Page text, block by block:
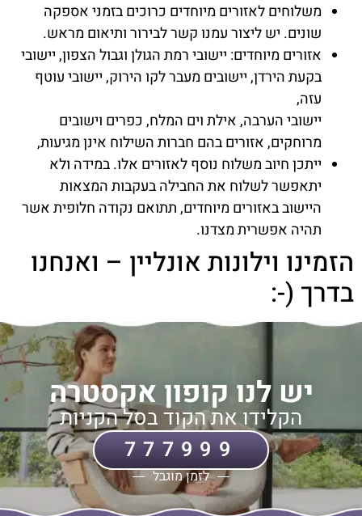
משלוחים לאזורים מיוחדים כרוכים בזמני אספקה
שונים. יש ליצור עמנו קשר לבירור ותיאום מראש.
אזורים מיוחדים: יישובי רמת הגולן וגבול הצפון, יישובי
בקעת הירדן, יישובים מעבר לקו הירוק, יישובי עוטף
עזה,
יישובי הערבה, אילת וים המלח, כפרים וישובים
מרוחקים, אזורים בהם חברות השילוח אינן מגיעות,
ייתכן חיוב משלוח נוסף לאזורים אלו. במידה ולא
יתאפשר לשלוח את החבילה בעקבות המצאות
היישוב באזורים מיוחדים, תתואם נקודה חלופית אשר
תהיה אפשרית מצדנו.
הזמינו וילונות אונליין – ואנחנו
בדרך (-:
יש לנו קופון אקסטרה
הקלידו את הקוד בסל הקניות
777999
לזמן מוגבל